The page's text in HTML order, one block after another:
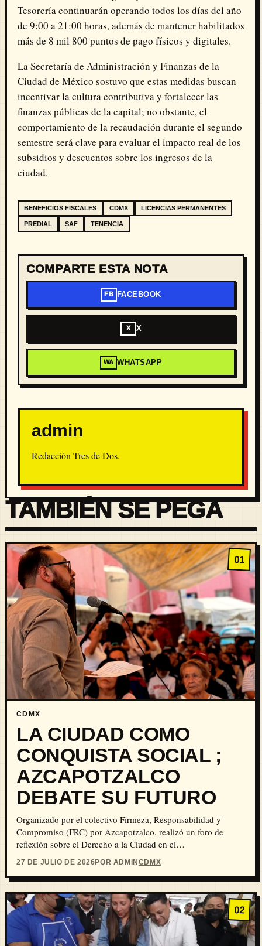
Tesorería continuarán operando todos los días del año
de 9:00 a 21:00 horas, además de mantener habilitados
más de 8 mil 800 puntos de pago físicos y digitales.
La Secretaría de Administración y Finanzas de la
Ciudad de México sostuvo que estas medidas buscan
incentivar la cultura contributiva y fortalecer las
finanzas públicas de la capital; no obstante, el
comportamiento de la recaudación durante el segundo
semestre será clave para evaluar el impacto real de los
subsidios y descuentos sobre los ingresos de la
ciudad.
BENEFICIOS FISCALES CDMX LICENCIAS PERMANENTES
PREDIAL SAF TENENCIA
COMPARTE ESTA NOTA
FB FACEBOOK
X X
WA WHATSAPP
admin
Redacción Tres de Dos.
TAMBIÉN SE PEGA
01
CDMX
LA CIUDAD COMO
CONQUISTA SOCIAL ;
AZCAPOTZALCO
DEBATE SU FUTURO
Organizado por el colectivo Firmeza, Responsabilidad y
Compromiso (FRC) por Azcapotzalco, realizó un foro de
reflexión sobre el Derecho a la Ciudad en el…
27 DE JULIO DE 2026POR ADMINCDMX
02